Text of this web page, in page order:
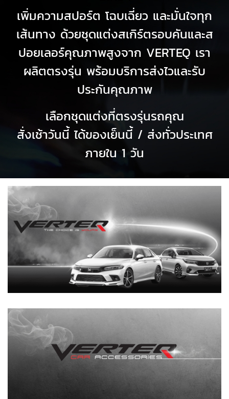
เพิ่มความสปอร์ต โฉบเฉี่ยว และมั่นใจทุก
เส้นทาง ด้วยชุดแต่งสเกิร์ตรอบคันและส
ปอยเลอร์คุณภาพสูงจาก VERTEQ เรา
ผลิตตรงรุ่น พร้อมบริการส่งไวและรับ
ประกันคุณภาพ
เลือกชุดแต่งที่ตรงรุ่นรถคุณ
สั่งเช้าวันนี้ ได้ของเย็นนี้ / ส่งทั่วประเทศ
ภายใน 1 วัน